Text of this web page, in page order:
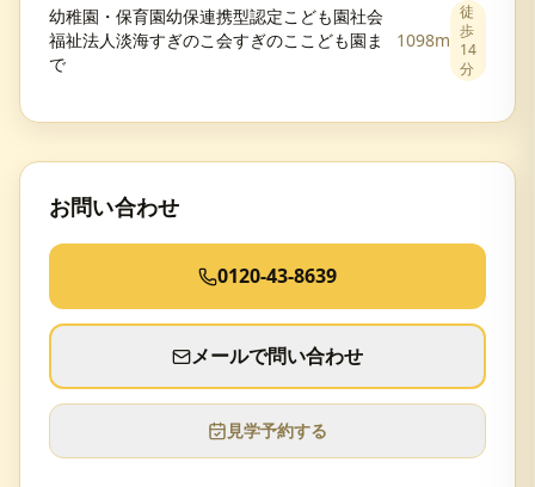
幼稚園・保育園幼保連携型認定こども園社会
福祉法人淡海すぎのこ会すぎのここども園ま
で
1098m
徒
歩
14
分
お問い合わせ
0120-43-8639
メールで問い合わせ
見学予約する